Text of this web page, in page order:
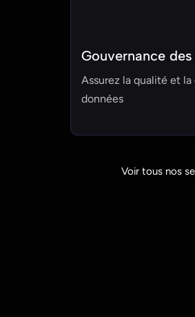
Gouvernance
Assurez la qualité et
données
Voir tous nos